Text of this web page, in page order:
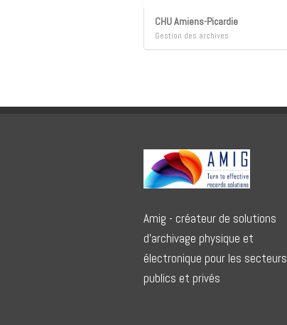
CHU Amiens-Picardie
Gestion des archives
Amig - créateur de solutions
d'archivage physique et
électronique pour les secteurs
publics et privés